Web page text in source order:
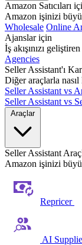
Amazon Satıcıları
Amazon işinizi
Wholesale Online
Ajanslar için
İş akışınızı
Agencies
Seller Assistant'ı
Diğer araçlarla nasıl
Seller Assistant vs
Seller Assistant vs
Araçlar
Seller Assistant
Amazon işinizi
Repricer
AI